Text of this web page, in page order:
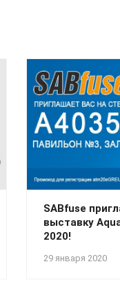
29 января 2020
SABfuse
выставку
2020!